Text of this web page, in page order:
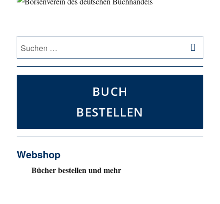
Suche
nach:
BUCH
BESTELLEN
Webshop
Bücher bestellen und mehr